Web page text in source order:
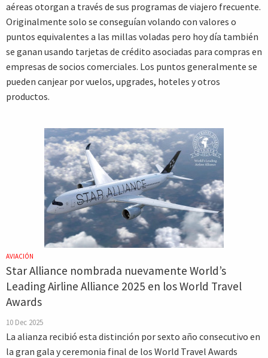
aéreas otorgan a través de sus programas de viajero frecuente.
Originalmente solo se conseguían volando con valores o
puntos equivalentes a las millas voladas pero hoy día también
se ganan usando tarjetas de crédito asociadas para compras en
empresas de socios comerciales. Los puntos generalmente se
pueden canjear por vuelos, upgrades, hoteles y otros
productos.
AVIACIÓN
Star Alliance nombrada nuevamente World’s
Leading Airline Alliance 2025 en los World Travel
Awards
10 Dec 2025
La alianza recibió esta distinción por sexto año consecutivo en
la gran gala y ceremonia final de los World Travel Awards